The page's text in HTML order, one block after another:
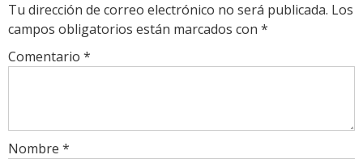
Tu dirección de correo electrónico no será publicada. Los
campos obligatorios están marcados con *
Comentario *
Nombre *